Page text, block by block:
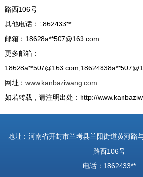
路西106号
其他电话：1862433**
邮箱：18628a**507@163.com
更多邮箱：
18628a**507@163.com ,18624838a**
网址： www.kanbaziwang.com
如若转载，请注明出处：http://
地址：河南省开封市兰考县兰阳街道黄河路
路西106号
电话：1862433**